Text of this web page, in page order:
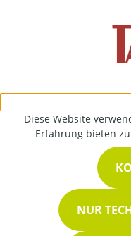
Diese Website
Erfahrung bieten
NUR